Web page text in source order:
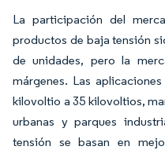
La participación del
productos de baja tensión
de unidades, pero la
márgenes. Las
kilovoltio a 35 kilovoltios,
urbanas y parques
tensión se basan en